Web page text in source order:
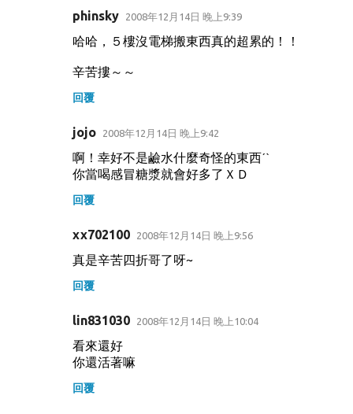
phinsky 2008年12月14日 晚上9:39
哈哈，５樓沒電梯搬東西真的超累的！！
辛苦摟～～
回覆
jojo 2008年12月14日 晚上9:42
啊！幸好不是鹼水什麼奇怪的東西ˊˋ
你當喝感冒糖漿就會好多了ＸＤ
回覆
xx702100 2008年12月14日 晚上9:56
真是辛苦四折哥了呀~
回覆
lin831030 2008年12月14日 晚上10:04
看來還好
你還活著嘛
回覆